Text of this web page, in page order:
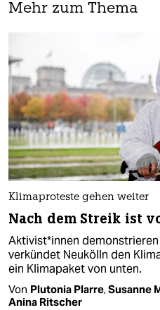
Mehr zum Thema
Klimaproteste gehen weiter
Nach dem Streik ist
Aktivist*innen
verkündet Neukölln den
ein Klimapaket von unten.
Von Plutonia Plarre,Susanne
Anina Ritscher